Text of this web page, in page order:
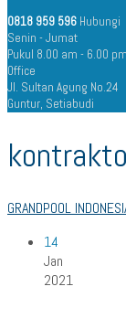
0818 959 596 Hubungi
Senin - Jumat
Pukul 8.00 am - 6.00 pm
Office
Jl. Sultan Agung No.24
Guntur, Setiabudi
GRANDPOOL
14
Jan
2021